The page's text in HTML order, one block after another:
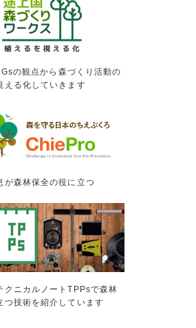
の観点から森づくり活動の
える化していきます
が森林保全の役に立つ
クニカルノートTPPsで森林
つ技術を紹介しています